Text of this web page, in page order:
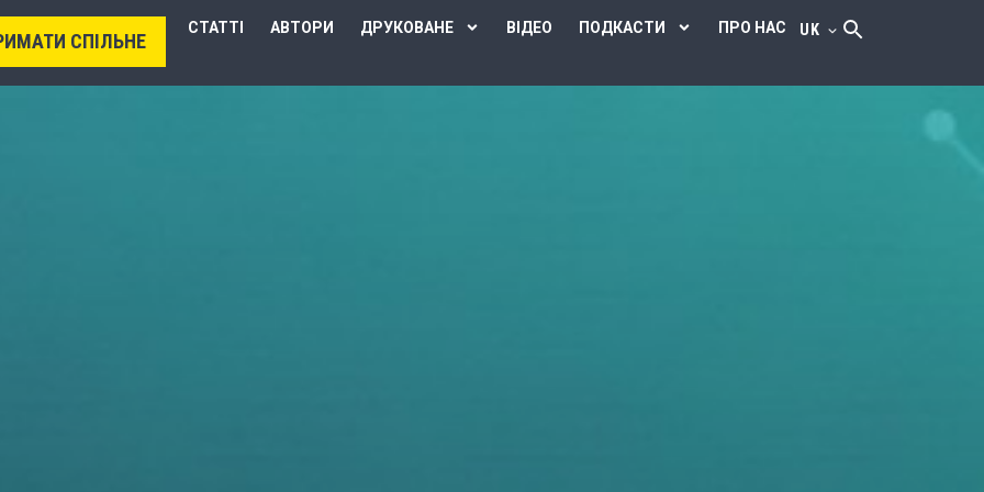
СПІЛЬНЕ
СТАТТІ АВТОРИ ДРУКОВАНЕ ВІДЕО ПОДКАСТИ ПРО НАС UK